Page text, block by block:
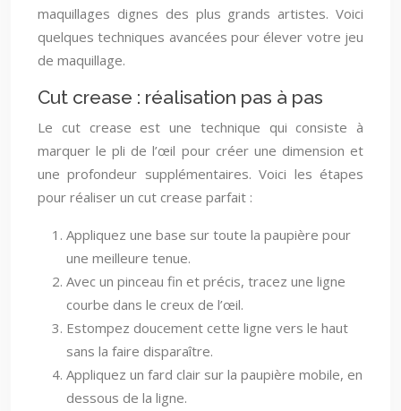
maquillages dignes des plus grands artistes. Voici
quelques techniques avancées pour élever votre jeu
de maquillage.
Cut crease : réalisation pas à pas
Le cut crease est une technique qui consiste à
marquer le pli de l’œil pour créer une dimension et
une profondeur supplémentaires. Voici les étapes
pour réaliser un cut crease parfait :
Appliquez une base sur toute la paupière pour
une meilleure tenue.
Avec un pinceau fin et précis, tracez une ligne
courbe dans le creux de l’œil.
Estompez doucement cette ligne vers le haut
sans la faire disparaître.
Appliquez un fard clair sur la paupière mobile, en
dessous de la ligne.